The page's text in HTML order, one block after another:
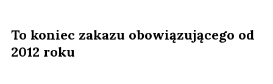
To koniec zakazu obowiązującego od
2012 roku